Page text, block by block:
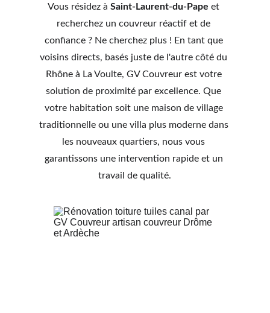
Vous résidez à Saint-Laurent-du-Pape et
recherchez un couvreur réactif et de
confiance ? Ne cherchez plus ! En tant que
voisins directs, basés juste de l'autre côté du
Rhône à La Voulte, GV Couvreur est votre
solution de proximité par excellence. Que
votre habitation soit une maison de village
traditionnelle ou une villa plus moderne dans
les nouveaux quartiers, nous vous
garantissons une intervention rapide et un
travail de qualité.